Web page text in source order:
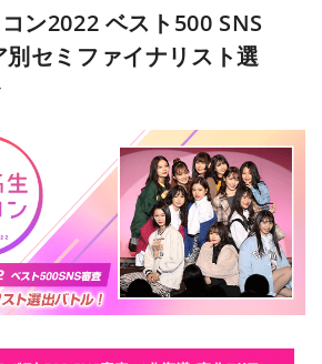
ン2022 ベスト500 SNS
セミファイナリスト選